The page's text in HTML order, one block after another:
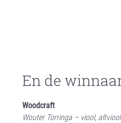
En de
Woodcraft
Wouter Torringa – viool,